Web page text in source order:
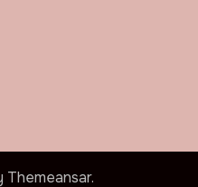
Themeansar.